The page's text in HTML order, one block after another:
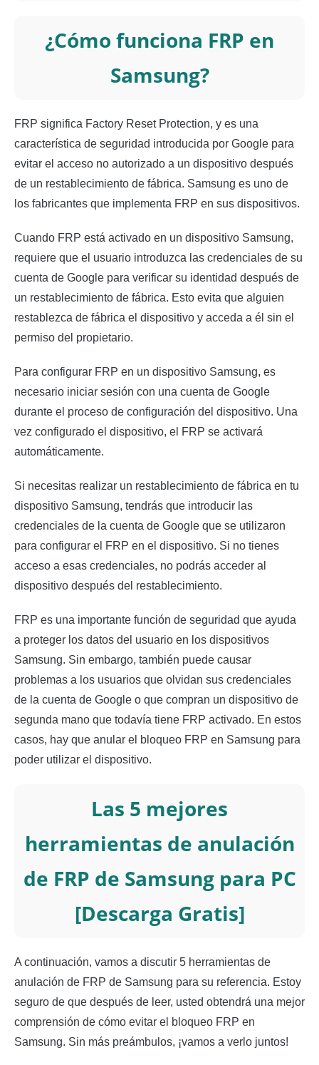
¿Cómo funciona FRP en
Samsung?
FRP significa Factory Reset Protection, y es una
característica de seguridad introducida por Google para
evitar el acceso no autorizado a un dispositivo después
de un restablecimiento de fábrica. Samsung es uno de
los fabricantes que implementa FRP en sus dispositivos.
Cuando FRP está activado en un dispositivo Samsung,
requiere que el usuario introduzca las credenciales de su
cuenta de Google para verificar su identidad después de
un restablecimiento de fábrica. Esto evita que alguien
restablezca de fábrica el dispositivo y acceda a él sin el
permiso del propietario.
Para configurar FRP en un dispositivo Samsung, es
necesario iniciar sesión con una cuenta de Google
durante el proceso de configuración del dispositivo. Una
vez configurado el dispositivo, el FRP se activará
automáticamente.
Si necesitas realizar un restablecimiento de fábrica en tu
dispositivo Samsung, tendrás que introducir las
credenciales de la cuenta de Google que se utilizaron
para configurar el FRP en el dispositivo. Si no tienes
acceso a esas credenciales, no podrás acceder al
dispositivo después del restablecimiento.
FRP es una importante función de seguridad que ayuda
a proteger los datos del usuario en los dispositivos
Samsung. Sin embargo, también puede causar
problemas a los usuarios que olvidan sus credenciales
de la cuenta de Google o que compran un dispositivo de
segunda mano que todavía tiene FRP activado. En estos
casos, hay que anular el bloqueo FRP en Samsung para
poder utilizar el dispositivo.
Las 5 mejores
herramientas de anulación
de FRP de Samsung para PC
[Descarga Gratis]
A continuación, vamos a discutir 5 herramientas de
anulación de FRP de Samsung para su referencia. Estoy
seguro de que después de leer, usted obtendrá una mejor
comprensión de cómo evitar el bloqueo FRP en
Samsung. Sin más preámbulos, ¡vamos a verlo juntos!